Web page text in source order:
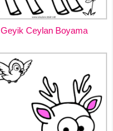
Geyik Ceylan Boyama